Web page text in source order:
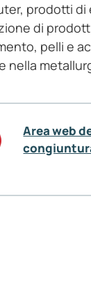
prodotti di
di
pelli e
nella
Area web